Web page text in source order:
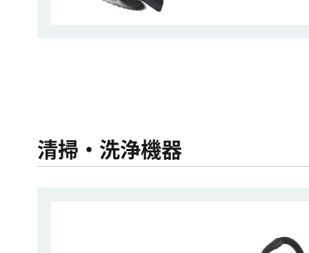
清掃・洗浄機器